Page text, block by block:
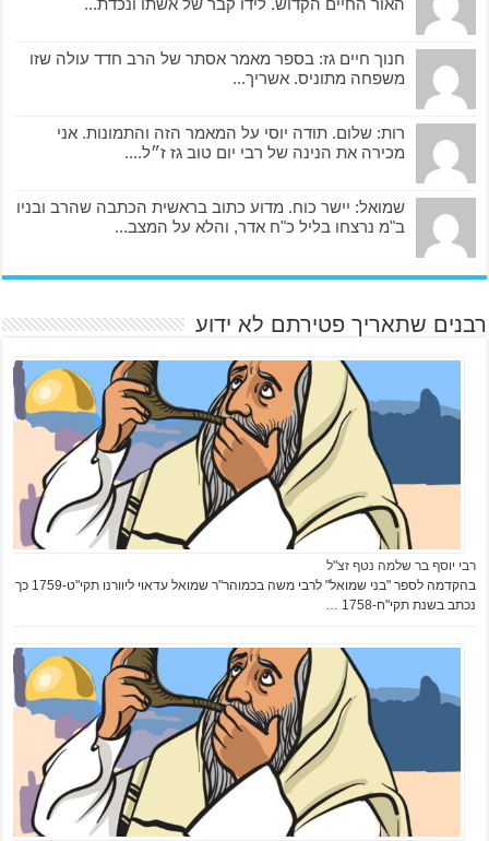
חנוך חיים גז: בספר מאמר אסתר של הרב חדד עולה שזו
משפחה מתוניס. אשריך...
רות: שלום. תודה יוסי על המאמר הזה והתמונות. אני
מכירה את הנינה של רבי יום טוב גז ז״ל....
שמואל: יישר כוח. מדוע כתוב בראשית הכתבה שהרב ובניו
ב"מ נרצחו בליל כ"ח אדר, והלא על המצב...
רבנים שתאריך פטירתם לא ידוע
רבי יוסף בר שלמה נטף זצ"ל
בהקדמה לספר "בני שמואל" לרבי משה בכמוהר"ר שמואל עדאוי ליוורנו תקי"ט-1759 כך
נכתב בשנת תקי"ח-1758 …